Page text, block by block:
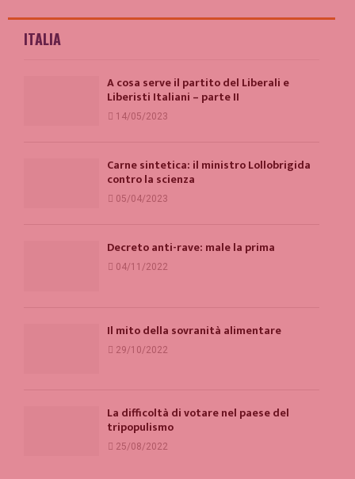
ITALIA
A cosa serve il partito del Liberali e
Liberisti Italiani – parte II
14/05/2023
Carne sintetica: il ministro Lollobrigida
contro la scienza
05/04/2023
Decreto anti-rave: male la prima
04/11/2022
Il mito della sovranità alimentare
29/10/2022
La difficoltà di votare nel paese del
tripopulismo
25/08/2022